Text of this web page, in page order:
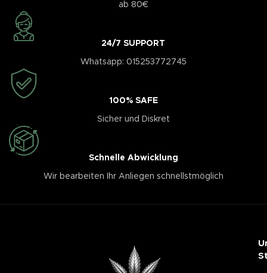
ab 80€
24/7 SUPPORT
Whatsapp: 015253772745
100% SAFE
Sicher und Diskret
Schnelle Abwicklung
Wir bearbeiten Ihr Anliegen schnellstmöglich